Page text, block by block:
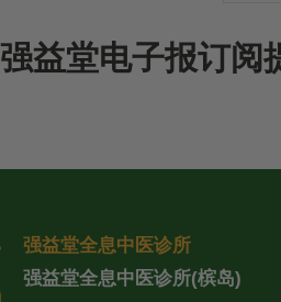
强益堂电子报订阅
强益堂全息中医诊所
强益堂全息中医诊所(槟岛)